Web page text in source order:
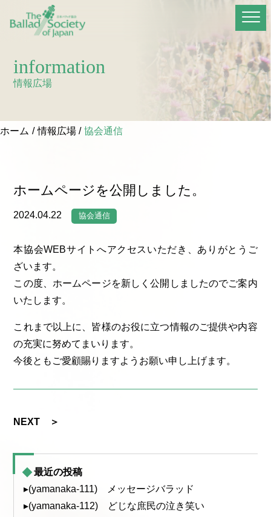
information
情報広場
ホーム 情報広場 協会通信
ホームページを公開しました。
2024.04.22 協会通信
本協会WEBサイトへアクセスいただき、ありがとうご
ざいます。
この度、ホームページを新しく公開しましたのでご案内
いたします。
これまで以上に、皆様のお役に立つ情報のご提供や内容
の充実に努めてまいります。
今後ともご愛顧賜りますようお願い申し上げます。
NEXT ＞
最近の投稿
▸(yamanaka-111) メッセージバラッド
▸(yamanaka-112) どじな庶民の泣き笑い